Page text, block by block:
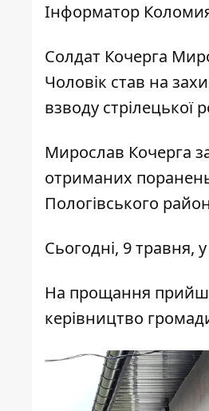
Інформатор
Солдат Кочерга
Чоловік став на
взводу стрілецької
Мирослав Кочерга
отриманих
Пологівського
Сьогодні, 9 травня,
На прощання
керівництво